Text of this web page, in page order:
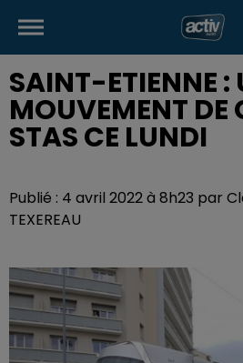
SAINT-ETIENNE :
MOUVEMENT DE
STAS CE LUNDI
Publié : 4 avril 2022 à 8h23 par
TEXEREAU